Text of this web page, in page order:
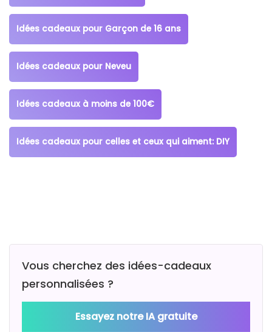
Idées cadeaux pour Garçon de 16 ans
Idées cadeaux pour Neveu
Idées cadeaux à moins de 100€
Idées cadeaux pour celles et ceux qui aiment: DIY
Vous cherchez des idées-cadeaux
personnalisées ?
Essayez notre IA gratuite